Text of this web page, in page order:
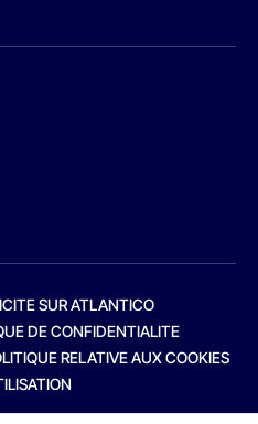
SUR ATLANTICO
DE CONFIDENTIALITE
RELATIVE AUX COOKIES